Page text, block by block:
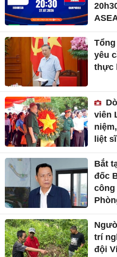
yêu
thực
viên
liệt sĩ
Bắt
đốc
công
trí
đội